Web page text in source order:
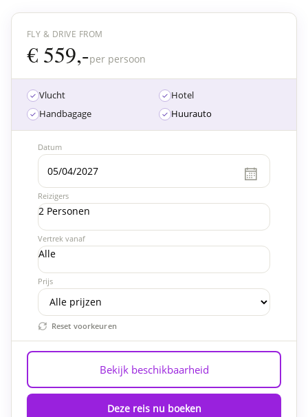
FLY & DRIVE FROM
€ 559,-per persoon
Vlucht
Handbagage
Hotel
Huurauto
Reizigers
2 Personen
Vertrek vanaf
Alle
Prijs
Datum
Reset voorkeuren
Bekijk beschikbaarheid
Deze reis nu boeken